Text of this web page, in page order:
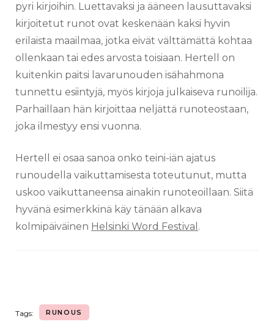
pyri kirjoihin. Luettavaksi ja ääneen lausuttavaksi
kirjoitetut runot ovat keskenään kaksi hyvin
erilaista maailmaa, jotka eivät välttämättä kohtaa
ollenkaan tai edes arvosta toisiaan. Hertell on
kuitenkin paitsi lavarunouden isähahmona
tunnettu esiintyjä, myös kirjoja julkaiseva runoilija.
Parhaillaan hän kirjoittaa neljättä runoteostaan,
joka ilmestyy ensi vuonna.
Hertell ei osaa sanoa onko teini-iän ajatus
runoudella vaikuttamisesta toteutunut, mutta
uskoo vaikuttaneensa ainakin runoteoillaan. Siitä
hyvänä esimerkkinä käy tänään alkava
kolmipäiväinen Helsinki Word Festival .
Tags: RUNOUS